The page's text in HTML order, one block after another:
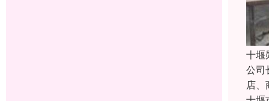
十堰
公司
店